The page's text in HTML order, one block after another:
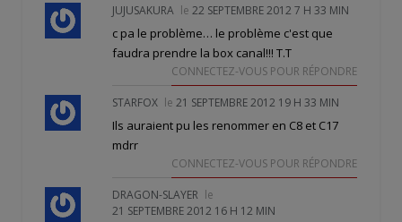
JUJUSAKURA le 22 SEPTEMBRE 2012 7 H 33 MIN
c pa le problème… le problème c'est que
faudra prendre la box canal!!! T.T
CONNECTEZ-VOUS POUR RÉPONDRE
STARFOX le 21 SEPTEMBRE 2012 19 H 33 MIN
Ils auraient pu les renommer en C8 et C17
mdrr
CONNECTEZ-VOUS POUR RÉPONDRE
DRAGON-SLAYER le
21 SEPTEMBRE 2012 16 H 12 MIN